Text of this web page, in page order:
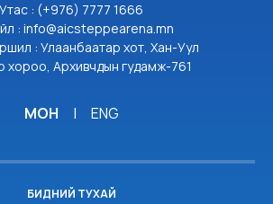
Утас : (+976) 7777 1666
: info@aicsteppearena.mn
: Улаанбаатар хот, Хан-Уул
р хороо, Архивчдын гудамж-761
МОН | ENG
БИДНИЙ ТУХАЙ